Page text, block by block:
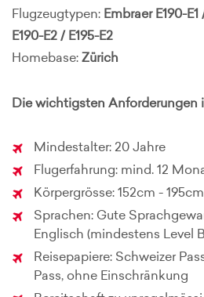
Flugzeugtypen: Embraer E190-E1
E190-E2 / E195-E2
Homebase: Zürich
Die wichtigsten Anforderungen
Mindestalter: 20 Jahre
Flugerfahrung: mind. 12
Körpergrösse: 152cm - 195cm
Sprachen: Gute
Englisch (mindestens Level
Reisepapiere: Schweizer
Pass, ohne Einschränkung